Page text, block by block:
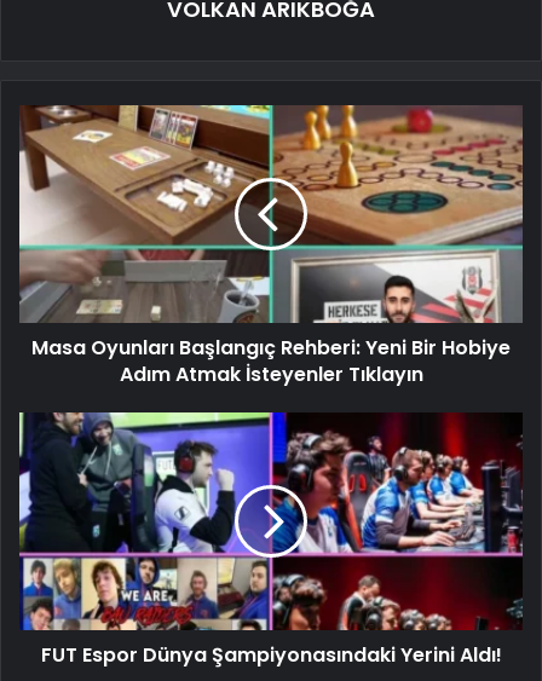
VOLKAN ARIKBOĞA
Masa Oyunları Başlangıç ​​Rehberi: Yeni Bir Hobiye
Adım Atmak İsteyenler Tıklayın
FUT Espor Dünya Şampiyonasındaki Yerini Aldı!